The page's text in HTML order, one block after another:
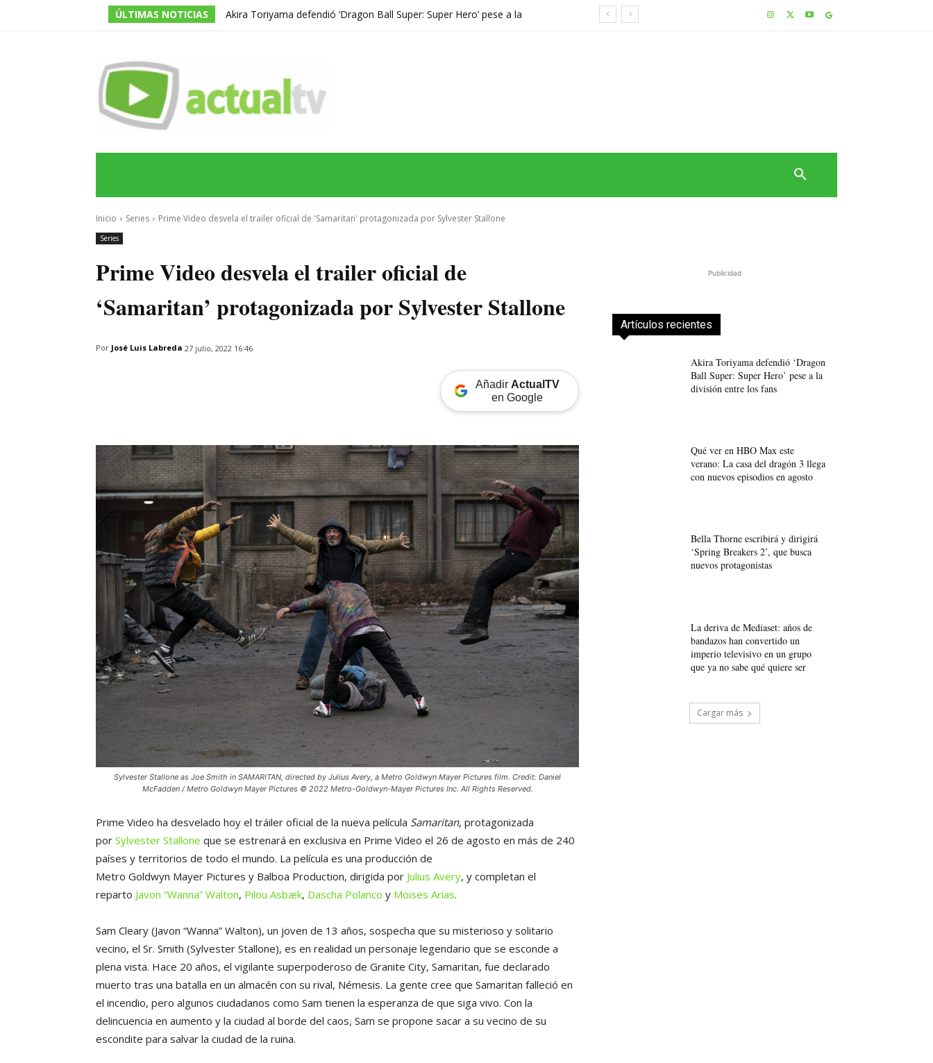
ÚLTIMAS NOTICIAS
Akira Toriyama defendió ‘Dragon Ball Super: Super Hero’ pese a la
Inicio Series Prime Video desvela el trailer oficial de 'Samaritan' protagonizada por Sylvester Stallone
Series
Prime Video desvela el trailer oficial de
‘Samaritan’ protagonizada por Sylvester Stallone
Por José Luis Labreda 27 julio, 2022 16:46
Añadir ActualTV
en Google
Sylvester Stallone as Joe Smith in SAMARITAN, directed by Julius Avery, a Metro Goldwyn Mayer Pictures film. Credit: Daniel
McFadden / Metro Goldwyn Mayer Pictures © 2022 Metro-Goldwyn-Mayer Pictures Inc. All Rights Reserved.
Prime Video ha desvelado hoy el tráiler oficial de la nueva película Samaritan, protagonizada
por Sylvester Stallone que se estrenará en exclusiva en Prime Video el 26 de agosto en más de 240
países y territorios de todo el mundo. La película es una producción de
Metro Goldwyn Mayer Pictures y Balboa Production, dirigida por Julius Avery, y completan el
reparto Javon “Wanna” Walton, Pilou Asbæk, Dascha Polanco y Moises Arias.
Sam Cleary (Javon “Wanna” Walton), un joven de 13 años, sospecha que su misterioso y solitario
vecino, el Sr. Smith (Sylvester Stallone), es en realidad un personaje legendario que se esconde a
plena vista. Hace 20 años, el vigilante superpoderoso de Granite City, Samaritan, fue declarado
muerto tras una batalla en un almacén con su rival, Némesis. La gente cree que Samaritan falleció en
el incendio, pero algunos ciudadanos como Sam tienen la esperanza de que siga vivo. Con la
delincuencia en aumento y la ciudad al borde del caos, Sam se propone sacar a su vecino de su
escondite para salvar la ciudad de la ruina.
Publicidad
Artículos recientes
Akira Toriyama defendió ‘Dragon
Ball Super: Super Hero’ pese a la
división entre los fans
Qué ver en HBO Max este
verano: La casa del dragón 3 llega
con nuevos episodios en agosto
Bella Thorne escribirá y dirigirá
‘Spring Breakers 2’, que busca
nuevos protagonistas
La deriva de Mediaset: años de
bandazos han convertido un
imperio televisivo en un grupo
que ya no sabe qué quiere ser
Cargar más